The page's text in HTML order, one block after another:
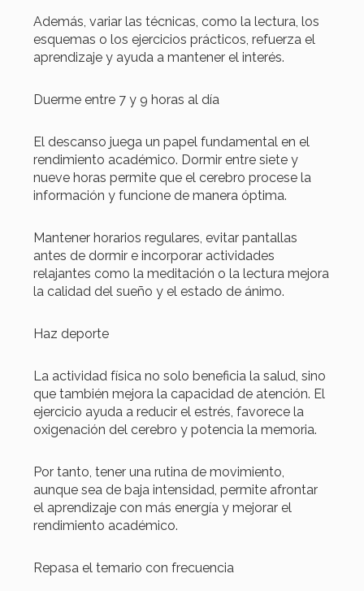
Además, variar las técnicas, como la lectura, los
esquemas o los ejercicios prácticos, refuerza el
aprendizaje y ayuda a mantener el interés.
Duerme entre 7 y 9 horas al día
El descanso juega un papel fundamental en el
rendimiento académico. Dormir entre siete y
nueve horas permite que el cerebro procese la
información y funcione de manera óptima.
Mantener horarios regulares, evitar pantallas
antes de dormir e incorporar actividades
relajantes como la meditación o la lectura mejora
la calidad del sueño y el estado de ánimo.
Haz deporte
La actividad física no solo beneficia la salud, sino
que también mejora la capacidad de atención. El
ejercicio ayuda a reducir el estrés, favorece la
oxigenación del cerebro y potencia la memoria.
Por tanto, tener una rutina de movimiento,
aunque sea de baja intensidad, permite afrontar
el aprendizaje con más energía y mejorar el
rendimiento académico.
Repasa el temario con frecuencia